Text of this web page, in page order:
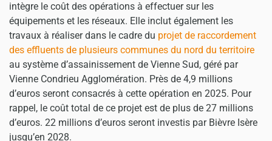
intègre le coût des opérations à effectuer sur les
équipements et les réseaux. Elle inclut également les
travaux à réaliser dans le cadre du projet de raccordement
des effluents de plusieurs communes du nord du territoire
au système d’assainissement de Vienne Sud, géré par
Vienne Condrieu Agglomération. Près de 4,9 millions
d’euros seront consacrés à cette opération en 2025. Pour
rappel, le coût total de ce projet est de plus de 27 millions
d’euros. 22 millions d’euros seront investis par Bièvre Isère
jusqu’en 2028.